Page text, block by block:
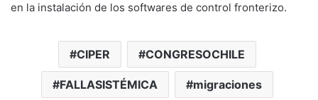
en la instalación de los softwares de control fronterizo.
CIPER CONGRESOCHILE
FALLASISTÉMICA migraciones